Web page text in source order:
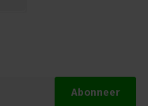
Abonneer